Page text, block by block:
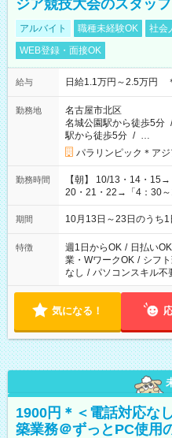
ジア競技大会のスタッフ
アルバイト 職種未経験OK 社会
WEB登録・面接OK
給与 日給1.1万円～2.5万円
勤務地
名古屋市北区
名城公園駅から徒歩5分
駅から徒歩5分 / …
パラリンピック＊アジ
勤務時間
【朝】 10/13・14・
20・21・22→「4：30
【夕方】 10/16・17・
10/22→「17：00～24：
け、夕方だけ、なども
期間 10月13日～23日のう
特徴 週1日からOK / 日払いOK
業・WワークOK / シフ
なし / パソコンスキル不
気になる！
1900円＊＜電話対応な
築業務＠ずっとPC使用